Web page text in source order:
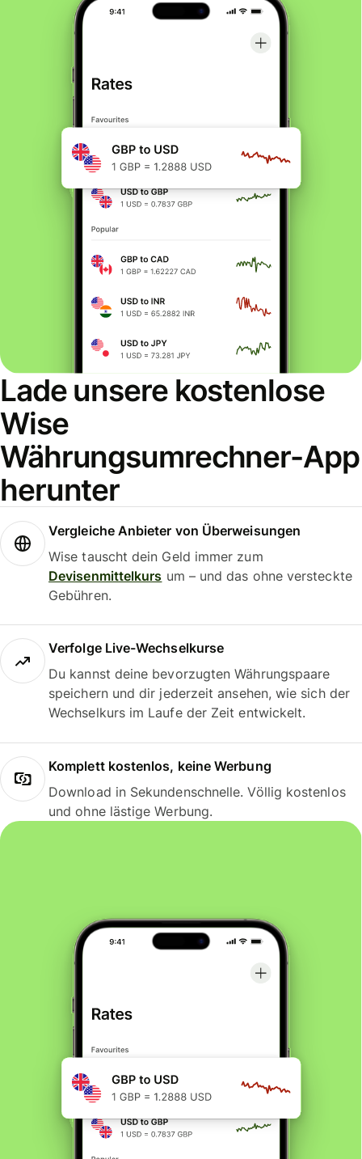
Lade unsere kostenlose
Wise
Währungsumrechner-App
herunter
Vergleiche Anbieter von Überweisungen
Wise tauscht dein Geld immer zum
Devisenmittelkurs um – und das ohne versteckte
Gebühren.
Verfolge Live-Wechselkurse
Du kannst deine bevorzugten Währungspaare
speichern und dir jederzeit ansehen, wie sich der
Wechselkurs im Laufe der Zeit entwickelt.
Komplett kostenlos, keine Werbung
Download in Sekundenschnelle. Völlig kostenlos
und ohne lästige Werbung.